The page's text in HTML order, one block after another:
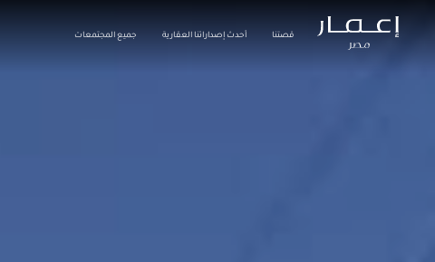
قصتنا أحدث إصداراتنا العقارية جميع المجتمعات